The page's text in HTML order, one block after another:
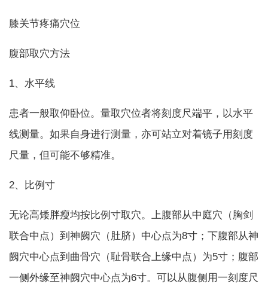
膝关节疼痛穴位
腹部取穴方法
1、水平线
患者一般取仰卧位。量取穴位者将刻度尺端平，以水平
线测量。如果自身进行测量，亦可站立对着镜子用刻度
尺量，但可能不够精准。
2、比例寸
无论高矮胖瘦均按比例寸取穴。上腹部从中庭穴（胸剑
联合中点）到神阙穴（肚脐）中心点为8寸；下腹部从神
阙穴中心点到曲骨穴（耻骨联合上缘中点）为5寸；腹部
一侧外缘至神阙穴中心点为6寸。可以从腹侧用一刻度尺